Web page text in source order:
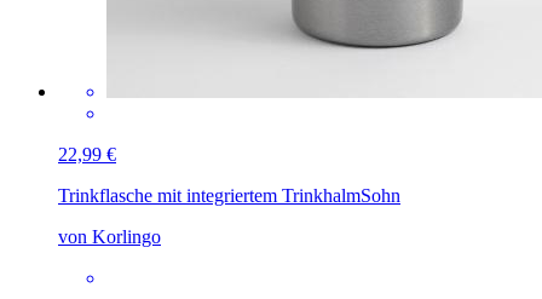
22,99 €
Trinkflasche mit integriertem TrinkhalmSohn
von Korlingo